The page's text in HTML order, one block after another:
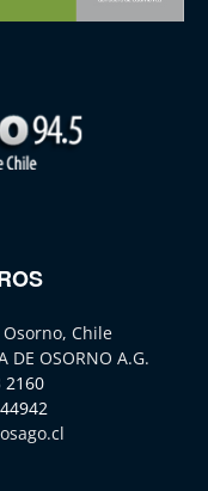
Chile
DE OSORNO A.G.
2160